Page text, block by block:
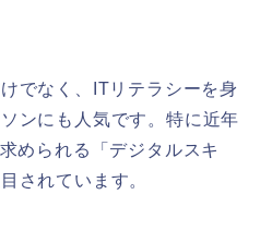
でなく、ITリテラシーを身
ンにも人気です。特に近年
められる「デジタルスキ
されています。